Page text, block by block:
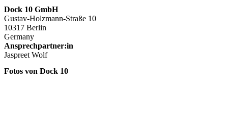
Dock 10 GmbH
Gustav-Holzmann-Straße 10
10317 Berlin
Germany
Ansprechpartner:in
Jaspreet Wolf
Fotos von Dock 10